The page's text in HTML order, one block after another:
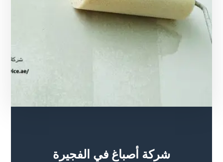
شركة أصباغ في الفجيرة